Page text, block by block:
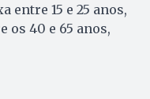
entre 15 e 25 anos,
os 40 e 65 anos,